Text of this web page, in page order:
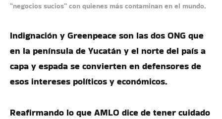
“negocios sucios” con quienes más contaminan en el mundo.
Indignación y Greenpeace son las dos ONG que
en la península de Yucatán y el norte del país a
capa y espada se convierten en defensores de
esos intereses políticos y económicos.
Reafirmando lo que AMLO dice de tener cuidado